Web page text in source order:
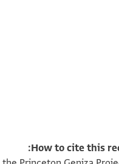
How to cite this